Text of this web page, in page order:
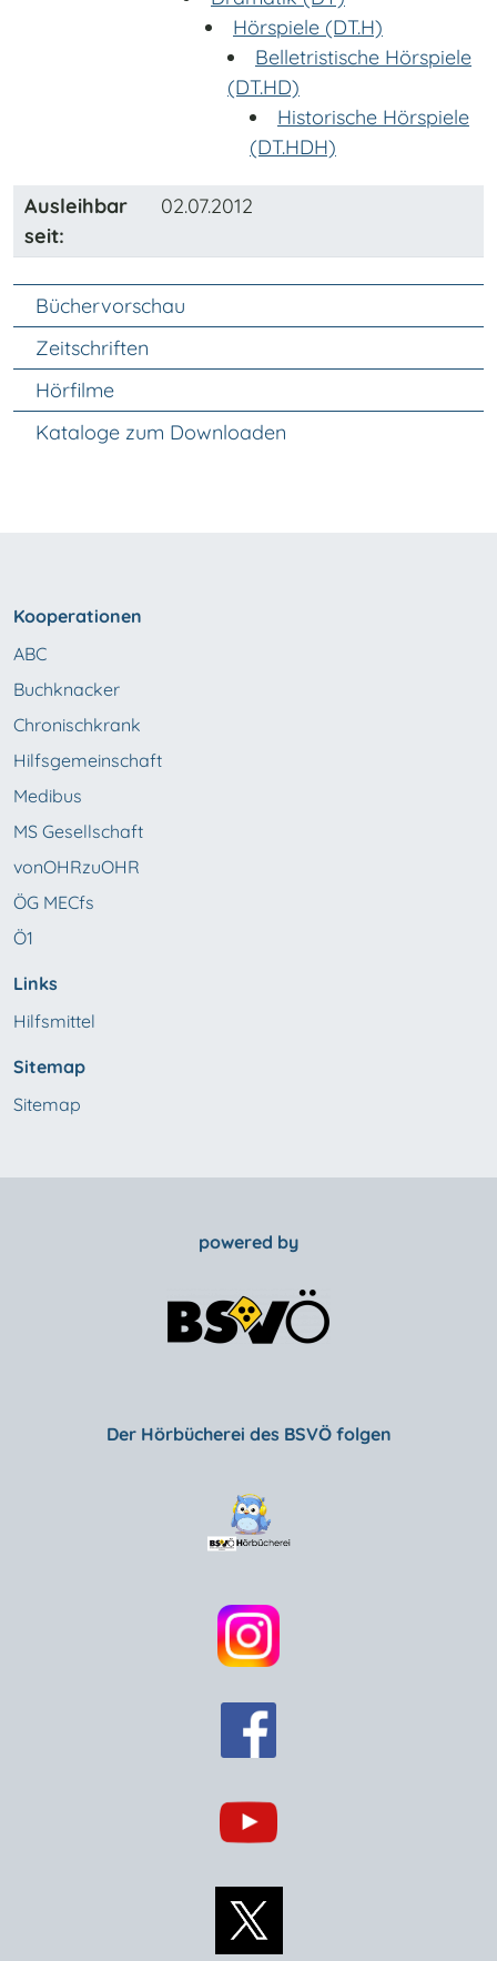
Hörspiele (DT.H)
Belletristische Hörspiele
(DT.HD)
Historische Hörspiele
(DT.HDH)
Ausleihbar
seit:
02.07.2012
Unter Navigation
Büchervorschau
Zeitschriften
Hörfilme
Kataloge zum Downloaden
Kooperationen
ABC
Buchknacker
Chronischkrank
Hilfsgemeinschaft
Medibus
MS Gesellschaft
vonOHRzuOHR
ÖG MECfs
Ö1
Links
Hilfsmittel
Sitemap
Sitemap
powered by
Der Hörbücherei des BSVÖ folgen